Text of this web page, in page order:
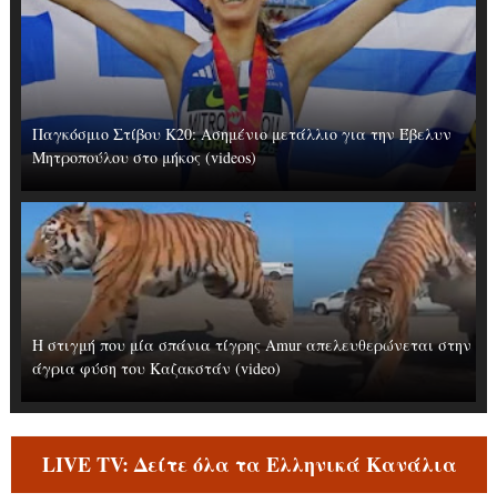
Παγκόσμιο Στίβου Κ20: Ασημένιο μετάλλιο για την Έβελυν
Μητροπούλου στο μήκος (videos)
Η στιγμή που μία σπάνια τίγρης Amur απελευθερώνεται στην
άγρια φύση του Καζακστάν (video)
LIVE TV: Δείτε όλα τα Ελληνικά Κανάλια